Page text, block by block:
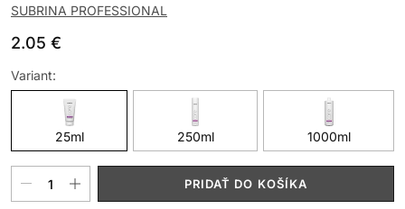
SUBRINA PROFESSIONAL
2.05 €
Variant:
25ml 250ml 1000ml
PRIDAŤ DO KOŠÍKA